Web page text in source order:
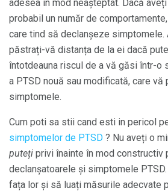
adesea în mod neașteptat. Dacă
probabil un număr de
care tind să declanșeze simptomele.
păstrați-vă distanța de la ei dacă
întotdeauna riscul de a vă găsi într-o
a PTSD nouă sau modificată, care vă
simptomele.
Cum poti sa stii cand esti in pericol
simptomelor de PTSD ? Nu aveți o
puteți privi înainte în mod constructiv
declanșatoarele și simptomele
fața lor și să luați măsurile adecvate